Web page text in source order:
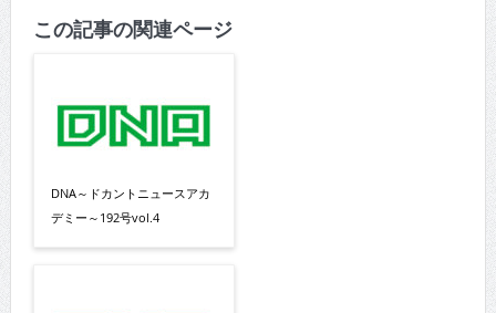
この記事の関連ページ
DNA～ドカントニュースアカ
デミー～192号vol.4